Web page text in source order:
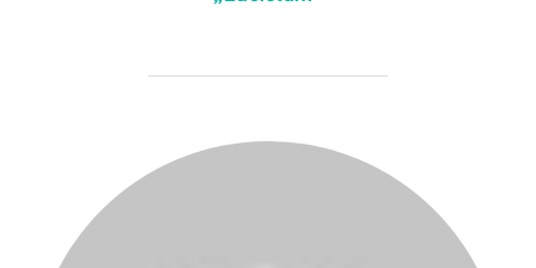
BEITRAGSAUTOR